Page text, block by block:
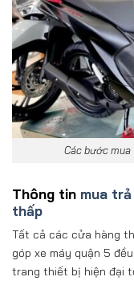
Các bước mua
Thông tin mua
thấp
Tất cả các cửa hàng
góp xe máy quận 5
trang thiết bị hiện đại